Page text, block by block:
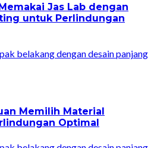
Jas Lab dengan
untuk Perlindungan
Memilih Material
Optimal